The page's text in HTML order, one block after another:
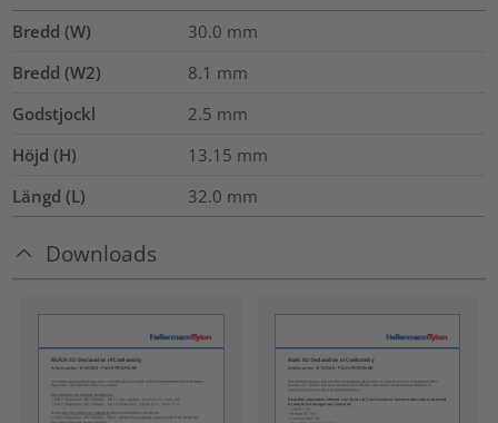
Bredd (W) 30.0 mm
Bredd (W2)
8.1 mm
Godstjockl
2.5 mm
Höjd (H)
13.15 mm
Längd (L)
32.0 mm
Downloads